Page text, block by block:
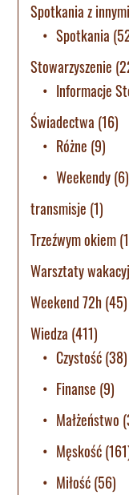
Spotkania z
Spotkania
Stowarzyszenie
Informacje
Świadectwa (16)
Różne (9)
Weekendy(6)
transmisje (1)
Trzeźwym okiem
Warsztaty
Weekend 72h(45)
Wiedza (411)
Czystość(38)
Finanse (9)
Małżeństwo
Męskość
Miłość(56)